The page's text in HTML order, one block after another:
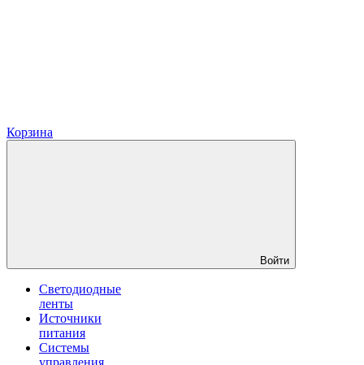
Корзина
Войти
Светодиодные
ленты
Источники
питания
Системы
управления